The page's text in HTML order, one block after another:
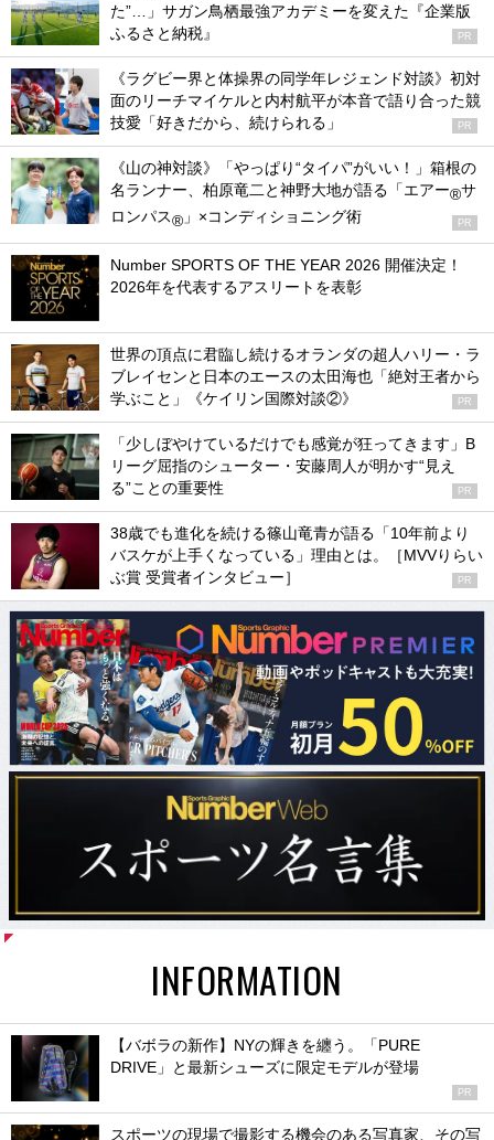
た”…」サガン鳥栖最強アカデミーを変えた『企業版
ふるさと納税』
PR
《ラグビー界と体操界の同学年レジェンド対談》初対
面のリーチマイケルと内村航平が本音で語り合った競
技愛「好きだから、続けられる」
PR
《山の神対談》「やっぱり“タイパ”がいい！」箱根の
名ランナー、柏原竜二と神野大地が語る「エアー®サ
ロンパス® 」×コンディショニング術 PR
Number SPORTS OF THE YEAR 2026 開催決定！
2026年を代表するアスリートを表彰
世界の頂点に君臨し続けるオランダの超人ハリー・ラ
ブレイセンと日本のエースの太田海也「絶対王者から
学ぶこと」《ケイリン国際対談②》
PR
「少しぼやけているだけでも感覚が狂ってきます」B
リーグ屈指のシューター・安藤周人が明かす“見え
る”ことの重要性
PR
38歳でも進化を続ける篠山竜青が語る「10年前より
バスケが上手くなっている」理由とは。［MVVりらい
ぶ賞 受賞者インタビュー］
PR
INFORMATION
【バボラの新作】NYの輝きを纏う。「PURE
DRIVE」と最新シューズに限定モデルが登場
PR
スポーツの現場で撮影する機会のある写真家、その写